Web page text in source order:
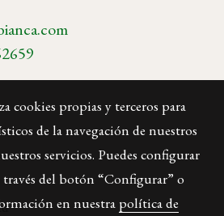
cookies propias y terceros para
de la navegación de nuestros
servicios. Puedes configurar
través del botón “Configurar” o
en nuestra política de